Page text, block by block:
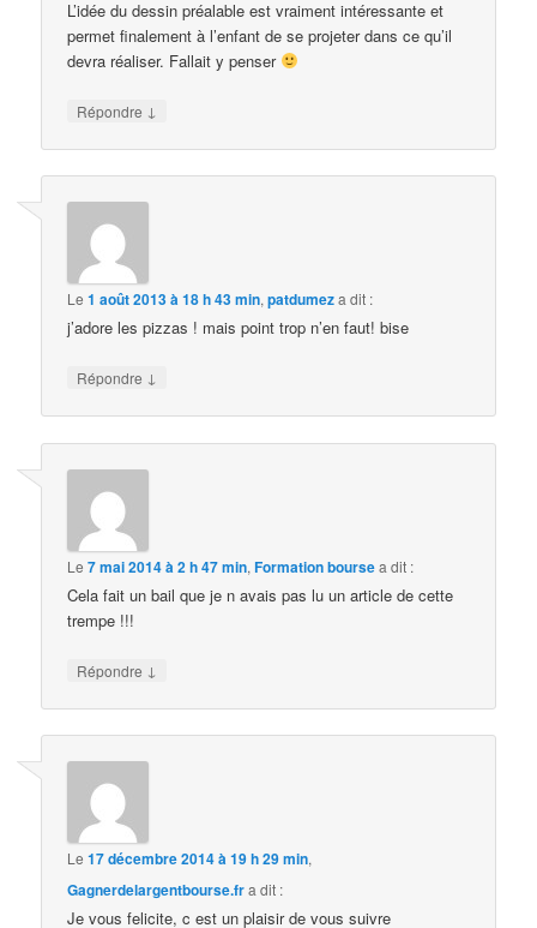
L’idée du dessin préalable est vraiment intéressante et
permet finalement à l’enfant de se projeter dans ce qu’il
devra réaliser. Fallait y penser
Répondre ↓
Le1 août 2013 à 18 h 43 min,patdumeza dit :
j’adore les pizzas ! mais point trop n’en faut! bise
Répondre ↓
Le7 mai 2014 à 2 h 47 min,Formation boursea dit :
Cela fait un bail que je n avais pas lu un article de cette
trempe !!!
Répondre ↓
Le17 décembre 2014 à 19 h 29 min,
Gagnerdelargentbourse.fra dit :
Je vous felicite, c est un plaisir de vous suivre